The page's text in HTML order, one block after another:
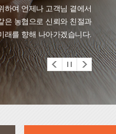
하여 언제나 고객님 곁에서
은 농협으로 신뢰와 친절과
래를 향해 나아가겠습니다.